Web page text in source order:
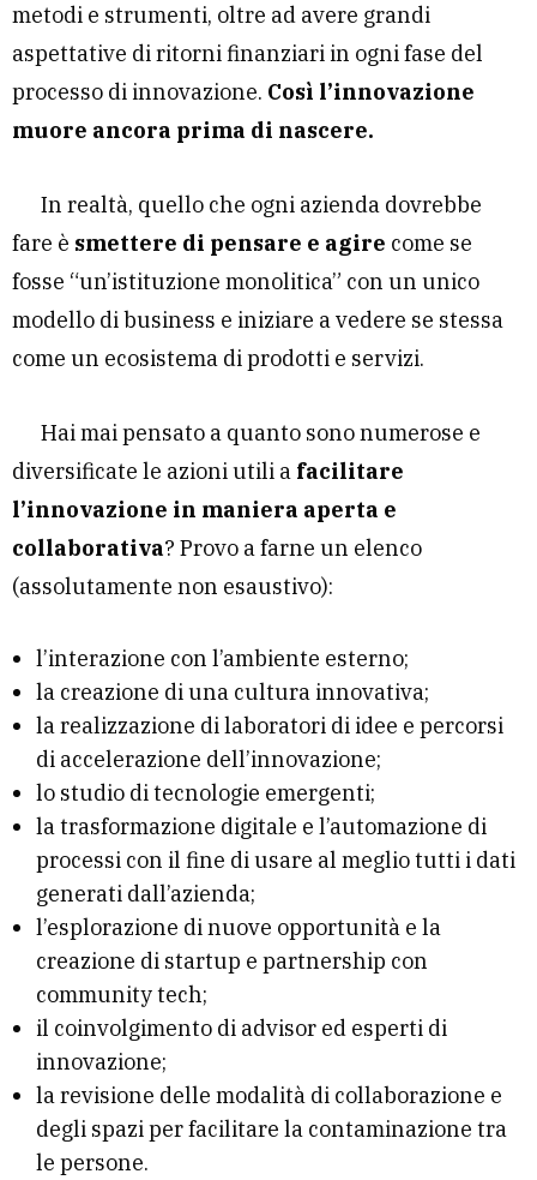
metodi e strumenti, oltre ad avere grandi
aspettative di ritorni finanziari in ogni fase del
processo di innovazione. Così l’innovazione
muore ancora prima di nascere.
In realtà, quello che ogni azienda dovrebbe
fare è smettere di pensare e agire come se
fosse “un’istituzione monolitica” con un unico
modello di business e iniziare a vedere se stessa
come un ecosistema di prodotti e servizi.
Hai mai pensato a quanto sono numerose e
diversificate le azioni utili a facilitare
l’innovazione in maniera aperta e
collaborativa? Provo a farne un elenco
(assolutamente non esaustivo):
l’interazione con l’ambiente esterno;
la creazione di una cultura innovativa;
la realizzazione di laboratori di idee e percorsi
di accelerazione dell’innovazione;
lo studio di tecnologie emergenti;
la trasformazione digitale e l’automazione di
processi con il fine di usare al meglio tutti i dati
generati dall’azienda;
l’esplorazione di nuove opportunità e la
creazione di startup e partnership con
community tech;
il coinvolgimento di advisor ed esperti di
innovazione;
la revisione delle modalità di collaborazione e
degli spazi per facilitare la contaminazione tra
le persone.